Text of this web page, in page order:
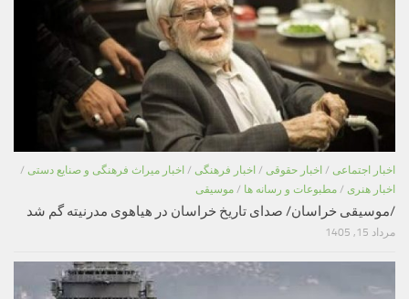
اخبار اجتماعی / اخبار حقوقی / اخبار فرهنگی / اخبار میراث فرهنگی و صنایع دستی /
اخبار هنری / مطبوعات و رسانه ها / موسیقی
/موسیقی خراسان/ صدای تاریخ خراسان در هیاهوی مدرنیته گم شد
مرداد 15, 1405